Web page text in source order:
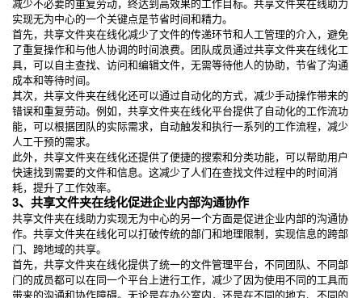
减少不必要的重复劳动，终达到高效果的工作目标。共享文件夹在线助力
实现无为中心的一个关键点是节省时间和精力。
首先，共享文件夹在线化减少了文件的传递环节和人工管理的介入，避免
了重复操作和与他人协调的时间浪费。团队成员通过共享文件夹在线化工
具，可以自主查找、访问和编辑文件，无需等待他人的协助，节省了沟通
成本和等待时间。
其次，共享文件夹在线化还可以通过自动化的方式，减少手动操作带来的
错误和重复劳动。例如，共享文件夹在线化平台提供了自动化的工作流功
能，可以根据团队的实际需求，自动触发和执行一系列的工作流程，减少
人工干预的需求。
此外，共享文件夹在线化还提供了便捷的搜索和分类功能，可以帮助用户
快速找到需要的文件和信息。这减少了人们在查找文件过程中的时间消
耗，提升了工作效率。
3、共享文件夹在线化促进企业内部沟通协作
共享文件夹在线助力实现无为中心的另一个方面是促进企业内部的沟通协
作。共享文件夹在线化可以打破传统的部门和地理限制，实现信息的跨部
门、跨地域的共享。
首先，共享文件夹在线化提供了统一的文件管理平台，不同团队、不同部
门的成员都可以在同一个平台上进行工作，减少了因为使用不同的工具而
带来的沟通和协作障碍。无论是在办公室内，还是在不同的地方、不同的